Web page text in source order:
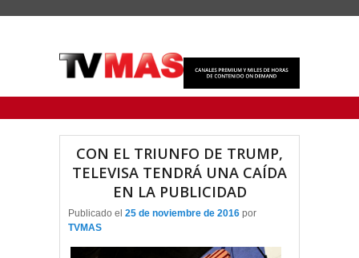
CON EL TRIUNFO DE TRUMP,
TELEVISA TENDRÁ UNA CAÍDA
EN LA PUBLICIDAD
Publicado el 25 de noviembre de 2016 por
TVMAS